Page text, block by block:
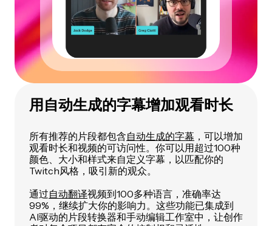
用自动生成的字幕增加观看时长
所有推荐的片段都包含自动生成的字幕 ，可以增加
观看时长和视频的可访问性。你可以用超过100种
颜色、大小和样式来自定义字幕，以匹配你的
Twitch风格，吸引新的观众。
通过自动翻译视频到100多种语言，准确率达
99%，继续扩大你的影响力。这些功能已集成到
AI驱动的片段转换器和手动编辑工作室中，让创作